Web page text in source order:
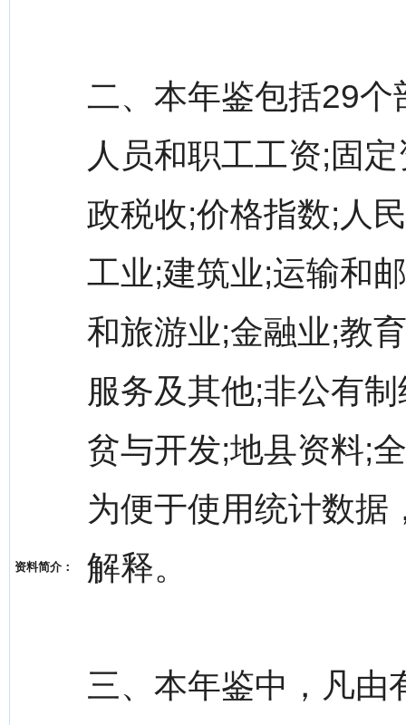
资料简介：
二、本年鉴包括29
人员和职工工资;固
政税收;价格指数;人
工业;建筑业;运输和
和旅游业;金融业;教
服务及其他;非公有
贫与开发;地县资料;
为便于使用统计数据
解释。
三、本年鉴中，凡由